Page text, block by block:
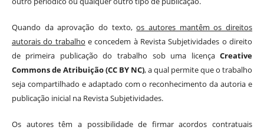
Quando da aprovação do texto,os autores mantêm os direitos
autorais do trabalho e concedem à Revista Subjetividades o direito
de primeira publicação do trabalho sob uma licençaCreative
Commons de Atribuição (CC BY NC), a qual permite que o trabalho
seja compartilhado e adaptado com o reconhecimento da autoria e
publicação inicial na Revista Subjetividades.
Os autores têm a possibilidade de firmar acordos contratuais